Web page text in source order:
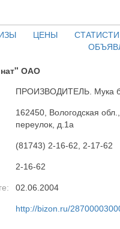
ЦЕНЫ
ОАО
ПРОИЗВОДИТЕЛЬ. Мука
162450, Вологодская
переулок, д.1а
(81743) 2-16-62, 2-17-62
2-16-62
02.06.2004
http://bizon.ru/